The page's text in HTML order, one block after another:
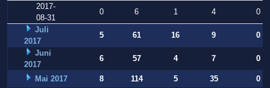
2017-
08-31
0 6 1 4
0
Juli
2017
5 61 16 9
0
Juni
2017
6 57 4 7 0
Mai 2017 8 114 5 35
0